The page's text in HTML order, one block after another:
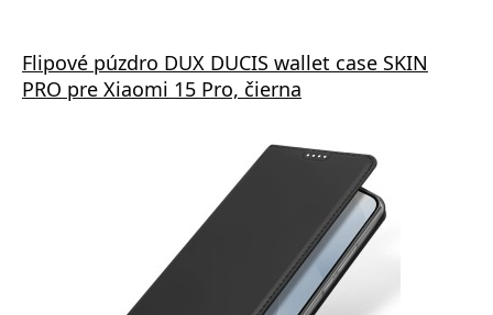
Flipové púzdro DUX DUCIS wallet case SKIN
PRO pre Xiaomi 15 Pro, čierna